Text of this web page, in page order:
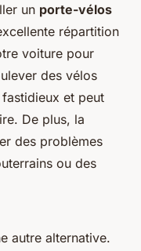
un porte-vélos
répartition
voiture pour
des vélos
fastidieux et peut
De plus, la
des problèmes
ou des
autre alternative.